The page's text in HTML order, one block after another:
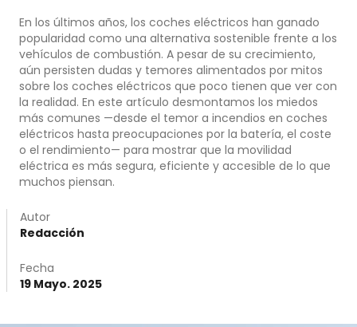
En los últimos años, los coches eléctricos han ganado
popularidad como una alternativa sostenible frente a los
vehículos de combustión. A pesar de su crecimiento,
aún persisten dudas y temores alimentados por mitos
sobre los coches eléctricos que poco tienen que ver con
la realidad. En este artículo desmontamos los miedos
más comunes —desde el temor a incendios en coches
eléctricos hasta preocupaciones por la batería, el coste
o el rendimiento— para mostrar que la movilidad
eléctrica es más segura, eficiente y accesible de lo que
muchos piensan.
Autor
Redacción
Fecha
19 Mayo. 2025